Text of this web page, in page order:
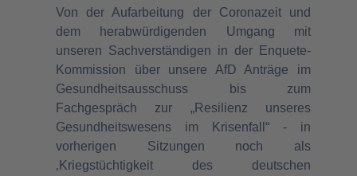
Von der Aufarbeitung der Coronazeit und
dem herabwürdigenden Umgang mit
unseren Sachverständigen in der Enquete-
Kommission über unsere AfD Anträge im
Gesundheitsausschuss bis zum
Fachgespräch zur „Resilienz unseres
Gesundheitswesens im Krisenfall“ - in
vorherigen Sitzungen noch als
‚Kriegstüchtigkeit des deutschen